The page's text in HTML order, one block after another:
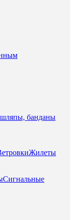
банданы
Жилеты
Сигнальные